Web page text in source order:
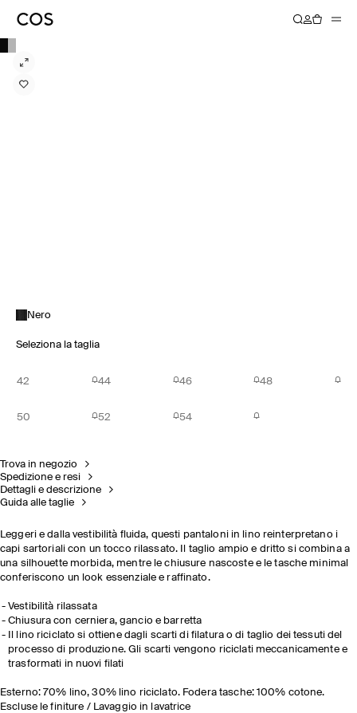
Nero
Seleziona la taglia
42 44 46 48
50 52 54
Trova in negozio
Spedizione e resi
Dettagli e descrizione
Guida alle taglie
Leggeri e dalla vestibilità fluida, questi pantaloni in lino reinterpretano i
capi sartoriali con un tocco rilassato. Il taglio ampio e dritto si combina a
una silhouette morbida, mentre le chiusure nascoste e le tasche minimal
conferiscono un look essenziale e raffinato.
Vestibilità rilassata
Chiusura con cerniera, gancio e barretta
Il lino riciclato si ottiene dagli scarti di filatura o di taglio dei tessuti del
processo di produzione. Gli scarti vengono riciclati meccanicamente e
trasformati in nuovi filati
Esterno: 70% lino, 30% lino riciclato. Fodera tasche: 100% cotone.
Escluse le finiture / Lavaggio in lavatrice